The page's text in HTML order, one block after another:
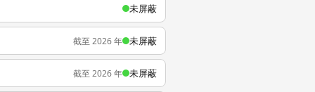
未屏蔽
截至 2026 年 未屏蔽
截至 2026 年 未屏蔽